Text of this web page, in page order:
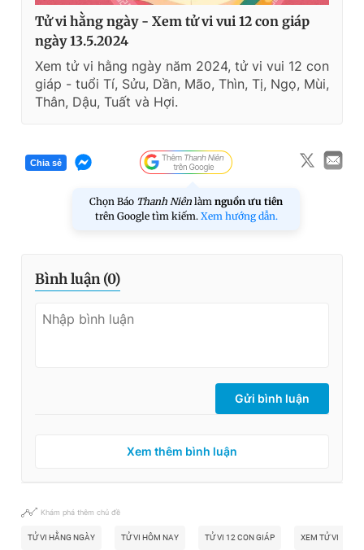
Tử vi hằng ngày - Xem tử vi vui 12 con giáp
ngày 13.5.2024
Xem tử vi hằng ngày năm 2024, tử vi vui 12 con
giáp - tuổi Tí, Sửu, Dần, Mão, Thìn, Tị, Ngọ, Mùi,
Thân, Dậu, Tuất và Hợi.
Chia sẻ
Chọn Báo Thanh Niên làm nguồn ưu tiên
trên Google tìm kiếm. Xem hướng dẫn.
Bình luận (0)
Gửi bình luận
Xem thêm bình luận
Khám phá thêm chủ đề
TỬ VI HẰNG NGÀY TỬ VI HÔM NAY TỬ VI 12 CON GIÁP XEM TỬ VI